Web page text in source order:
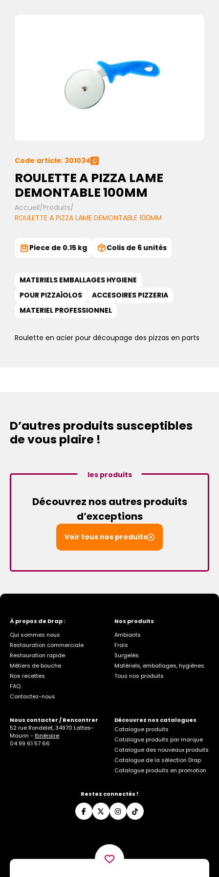
Code article: 301034
ROULETTE A PIZZA LAME
DEMONTABLE 100MM
Accueil/Produits/
ROULETTE A PIZZA LAME DEMONTABLE 100MM
Piece de 0.15 kg Colis de 6 unités
MATERIELS EMBALLAGES HYGIENE
POUR PIZZAÎOLOS
ACCESOIRES PIZZERIA
MATERIEL PROFESSIONNEL
Roulette en acier pour découpage des pizzas en parts
D’autres produits susceptibles
de vous plaire !
les produits
Découvrez nos autres produits
d’exceptions
Voir tous nos produits
À propos de Drap :
Qui sommes nous
Restauration commerciale
Restauration rapide
Métiers de bouche
Nos recettes
FAQ
Contactez-nous
Nos produits
Ambiants
Frais
Surgelés
Matériels, emballages, hygiènes
Tous nos produits
Nous contacter / Rencontrer
52 rue Rondelet, 34970 Lattes-
Maurin - Itinéraire
04 99 61 57 66
Découvrez nos catalogues
Catalogue produits
Catalogue produits par marque
Catalogue des nouveaux produits
Catalogue de la sélection Drap
Catalogue produits en promotion
Restez connectés !